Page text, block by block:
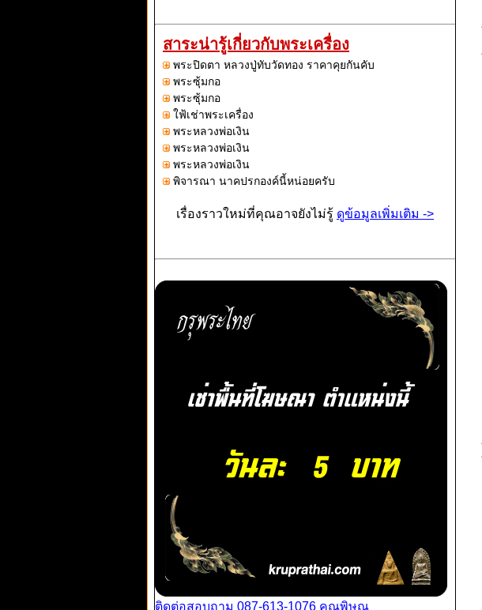
คือ องค์ที่ 1
เป็นองค์ที่กด
จากแม่พิมพ์
องค์ต้นๆจะเ
ย์ (โต พรหม
รังษี) วัดระฆัง
โฆสิตารามว
เขต
บางกอกน้อย
สาระน่ารู้เกี่ยวกับพระเครื่อง
พระปิดตา หลวงปู่ทับวัดทอง ราคาคุยกันคับ
พระซุ้มกอ
พระซุ้มกอ
ใฟ้เช่าพระเครื่อง
พระหลวงพ่อเงิน
พระหลวงพ่อเงิน
พระหลวงพ่อเงิน
พิจารณา นาคปรกองค์นี้หน่อยครับ
เรื่องราวใหม่ที่คุณอาจยังไม่รู้ ดูข้อมูลเพิ่มเติม ->
ติดต่อสอบถาม 087-613-1076 คุณพิษณุ